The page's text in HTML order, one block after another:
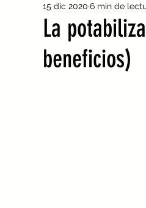
¿Quiénes somos? Laguna
La
beneficios)
15 dic 2020 6 min de